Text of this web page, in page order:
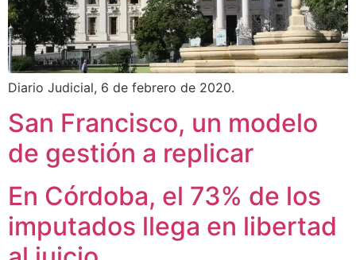
Diario Judicial, 6 de febrero de 2020.
San Francisco, un modelo
de gestión a replicar
En Córdoba, el 73% de los
imputados llega en libertad